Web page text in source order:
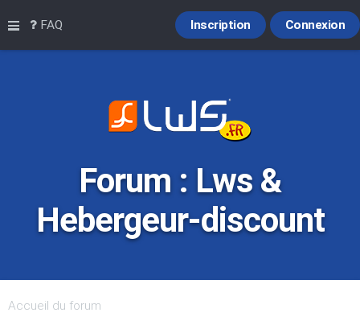
Raccourcis
FAQ Connexion
Inscription
Forum : Lws &
Hebergeur-discount
Accueil du forum